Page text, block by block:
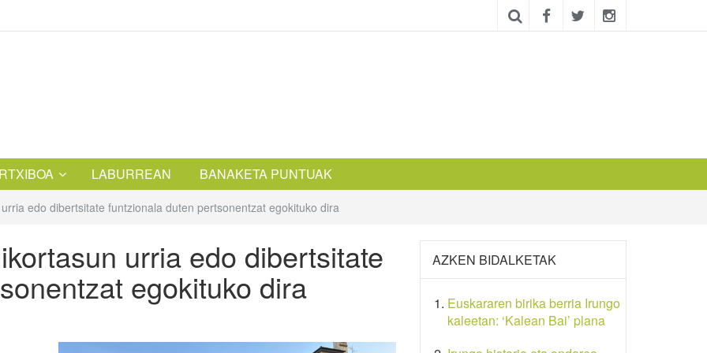
LABURREAN BANAKETA PUNTUAK
edo dibertsitate funtzionala duten pertsonentzat egokituko dira
urria edo dibertsitate
egokituko dira
AZKEN BIDALKETAK
Euskararen birika berria Irungo
kaleetan: ‘Kalean Bai’ plana